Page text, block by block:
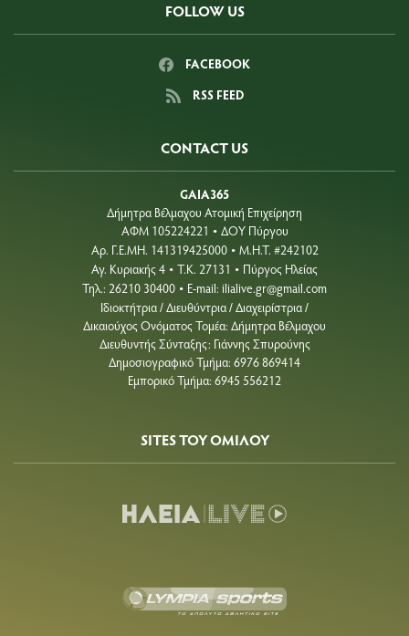
FOLLOW US
FACEBOOK
RSS FEED
CONTACT US
GAIA365
Δήμητρα Βέλμαχου Ατομική Επιχείρηση
ΑΦΜ 105224221 • ΔΟΥ Πύργου
Aρ. Γ.Ε.ΜΗ. 141319425000 • Μ.Η.Τ. #242102
Αγ. Κυριακής 4 • Τ.Κ. 27131 • Πύργος Ηλείας
Τηλ.: 26210 30400 • E-mail: ilialive.gr@gmail.com
Ιδιοκτήτρια / Διευθύντρια / Διαχειρίστρια /
Δικαιούχος Ονόματος Τομέα: Δήμητρα Βέλμαχου
Διευθυντής Σύνταξης: Γιάννης Σπυρούνης
Δημοσιογραφικό Τμήμα: 6976 869414
Εμπορικό Τμήμα: 6945 556212
SITES ΤΟΥ ΟΜΙΛΟΥ